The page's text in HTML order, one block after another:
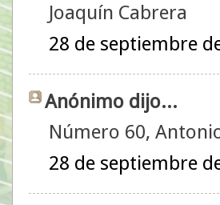
Joaquín Cabrera
28 de septiembre
Anónimo dijo...
Número 60, Antonio
28 de septiembre